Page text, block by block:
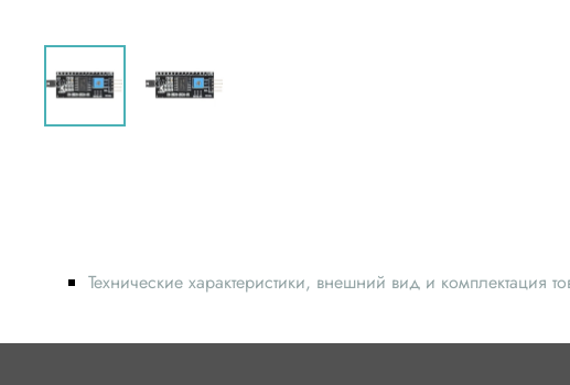
Технические характеристики, внешний вид и комплектация